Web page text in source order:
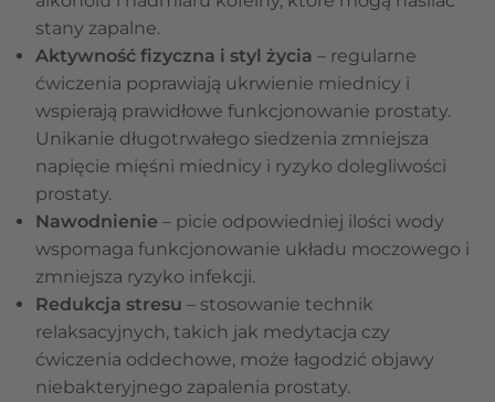
stany zapalne.
Aktywność fizyczna i styl życia – regularne
ćwiczenia poprawiają ukrwienie miednicy i
wspierają prawidłowe funkcjonowanie prostaty.
Unikanie długotrwałego siedzenia zmniejsza
napięcie mięśni miednicy i ryzyko dolegliwości
prostaty.
Nawodnienie – picie odpowiedniej ilości wody
wspomaga funkcjonowanie układu moczowego i
zmniejsza ryzyko infekcji.
Redukcja stresu – stosowanie technik
relaksacyjnych, takich jak medytacja czy
ćwiczenia oddechowe, może łagodzić objawy
niebakteryjnego zapalenia prostaty.